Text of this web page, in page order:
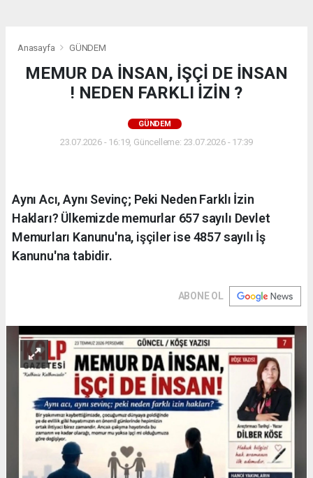
Anasayfa GÜNDEM
MEMUR DA İNSAN, İŞÇİ DE İNSAN
! NEDEN FARKLI İZİN ?
GÜNDEM
23.07.2026 - 16:19, Güncelleme: 23.07.2026 - 17:39
Aynı Acı, Aynı Sevinç; Peki Neden Farklı İzin
Hakları? Ülkemizde memurlar 657 sayılı Devlet
Memurları Kanunu'na, işçiler ise 4857 sayılı İş
Kanunu'na tabidir.
ABONE OL